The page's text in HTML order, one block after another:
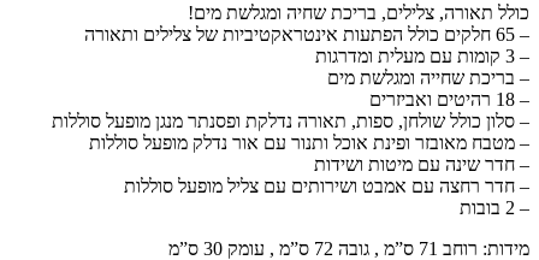
תאורה, צלילים, בריכת שחיה ומגלשת מים!
אינטראקטיביות של צלילים ותאורה
מעלית ומדרגות
בריכת שחייה ומגלשת מים
ואביזרים
סלון כולל שולחן, ספות, תאורה נדלקת ופסנתר מנגן מופעל סוללות
מטבח מאובזר ופינת אוכל ותנור עם אור נדלק מופעל סוללות
חדר שינה עם מיטות ושידות
חדר רחצה עם אמבט ושירותים עם צליל מופעל סוללות
רוחב 71 ס”מ , גובה 72 ס”מ , עומק 30 ס”מ